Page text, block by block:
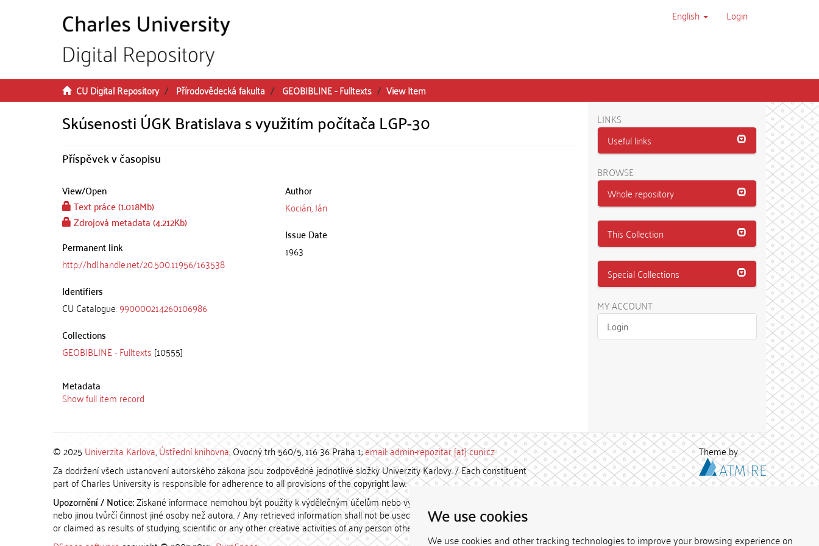
We use cookies
We use cookies and other tracking technologies to improve your browsing experience on
English Login
CU Digital Repository Přírodovědecká fakulta GEOBIBLINE - Fulltexts View Item
Skúsenosti ÚGK Bratislava s využitím počítača LGP-30
Příspěvek v časopisu
View/Open
Text práce (1.018Mb)
Zdrojová metadata (4.212Kb)
Permanent link
http://hdl.handle.net/20.500.11956/163538
Identifiers
CU Catalogue:990000214260106986
Collections
GEOBIBLINE - Fulltexts [10555]
Author
Kocián, Ján
Issue Date
1963
Metadata
Show full item record
LINKS
Useful links
BROWSE
Whole repository
This Collection
Special Collections
MY ACCOUNT
Login
© 2025 Univerzita Karlova,Ústřední knihovna, Ovocný trh 560/5, 116 36 Praha 1;email: admin-repozitar [at] cuni.cz
Za dodržení všech ustanovení autorského zákona jsou zodpovědné jednotlivé složky Univerzity Karlovy. / Each constituent
part of Charles University is responsible for adherence to all provisions of the copyright law.
Upozornění / Notice:Získané informace nemohou být použity k výdělečným účelům nebo vydávány za studijní, vědeckou
nebo jinou tvůrčí činnost jiné osoby než autora. / Any retrieved information shall not be used for any commercial purposes
or claimed as results of studying, scientific or any other creative activities of any person other than the author.
Theme by